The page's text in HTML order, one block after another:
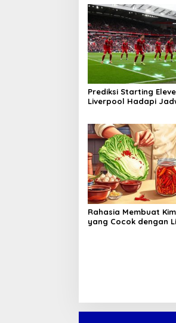
Prediksi Starting
Liverpool Hadapi
Rahasia Membuat
yang Cocok dengan